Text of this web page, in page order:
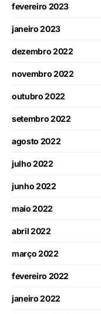
fevereiro 2023
janeiro 2023
dezembro 2022
novembro 2022
outubro 2022
setembro 2022
agosto 2022
julho 2022
junho 2022
maio 2022
abril 2022
março 2022
fevereiro 2022
janeiro 2022